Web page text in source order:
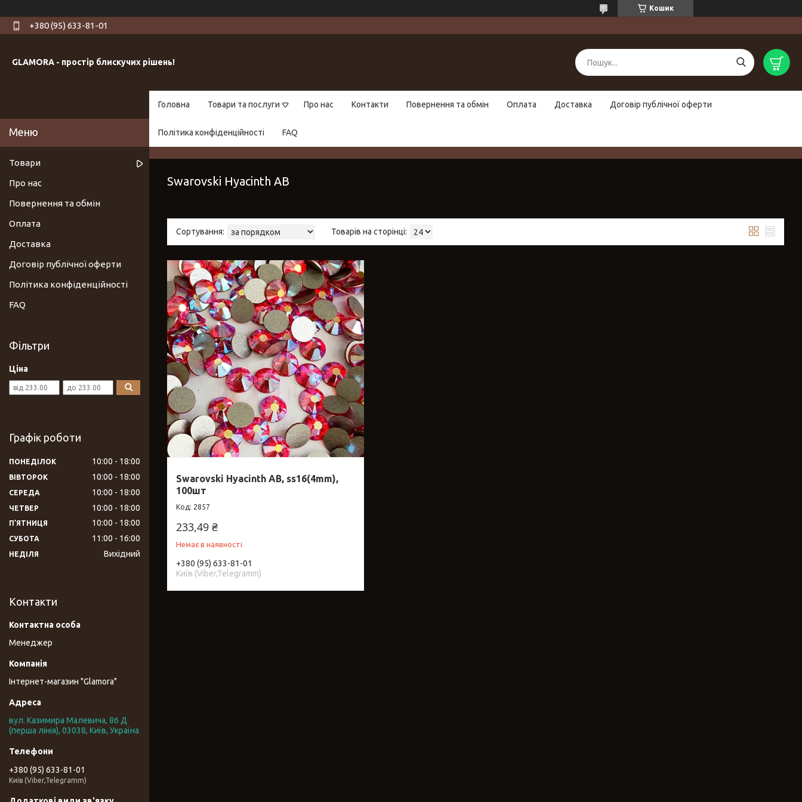
Кошик
+380 (95) 633-81-01
GLAMORA - простір блискучих рішень!
Головна Товари та послуги Про нас Контакти Повернення та обмін Оплата Доставка Договір публічної оферти
Політика конфіденційності FAQ
Swarovski Hyacinth AB
Swarovski Hyacinth AB, ss16(4mm),
100шт
2857
233,49 ₴
Немає в наявності
+380 (95) 633-81-01
Київ (Viber,Telegramm)
Товари
Про нас
Повернення та обмін
Оплата
Доставка
Договір публічної оферти
Політика конфіденційності
FAQ
Фільтри
Ціна
Графік роботи
ПОНЕДІЛОК 10:00 18:00
ВІВТОРОК 10:00 18:00
СЕРЕДА 10:00 18:00
ЧЕТВЕР 10:00 18:00
ПʼЯТНИЦЯ 10:00 18:00
СУБОТА 11:00 16:00
НЕДІЛЯ Вихідний
Контакти
Менеджер
Інтернет-магазин "Glamora"
вул. Казимира Малевича, 86 Д
(перша лінія), 03038, Київ, Україна
+380 (95) 633-81-01
Київ (Viber,Telegramm)